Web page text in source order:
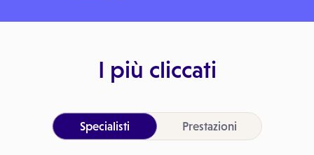
I più cliccati
Specialisti Prestazioni